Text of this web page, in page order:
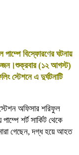
পাম্পে বিস্ফোরণের ঘটনায়
(১২ আগস্ট)
স্টেশনে এ দুর্ঘটনাটি
স্টেশন অফিসার শরিফুল
শর্ট সার্কিট থেকে
গেছেন, দগ্ধ হয়ে আহত